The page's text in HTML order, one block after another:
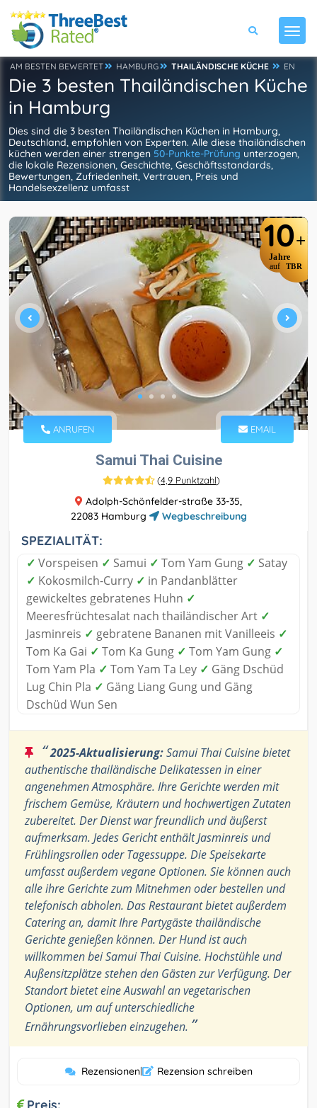
AM BESTEN BEWERTET HAMBURG THAILÄNDISCHE KÜCHE EN
Die 3 besten Thailändischen Küche
in Hamburg
Dies sind die 3 besten Thailändischen Küchen in Hamburg,
Deutschland, empfohlen von Experten. Alle diese thailändischen
küchen werden einer strengen 50-Punkte-Prüfung unterzogen,
die lokale Rezensionen, Geschichte, Geschäftsstandards,
Bewertungen, Zufriedenheit, Vertrauen, Preis und
Handelsexzellenz umfasst
10+
Jahre
auf TBR
ANRUFEN EMAIL
Samui Thai Cuisine
(4,9 Punktzahl)
Adolph-Schönfelder-straße 33-35,
22083 Hamburg
Wegbeschreibung
SPEZIALITÄT:
✓ Vorspeisen ✓ Samui ✓ Tom Yam Gung ✓ Satay
✓ Kokosmilch-Curry ✓ in Pandanblätter
gewickeltes gebratenes Huhn ✓
Meeresfrüchtesalat nach thailändischer Art ✓
Jasminreis ✓ gebratene Bananen mit Vanilleeis ✓
Tom Ka Gai ✓ Tom Ka Gung ✓ Tom Yam Gung ✓
Tom Yam Pla ✓ Tom Yam Ta Ley ✓ Gäng Dschüd
Lug Chin Pla ✓ Gäng Liang Gung und Gäng
Dschüd Wun Sen
“2025-Aktualisierung:Samui Thai Cuisine bietet
authentische thailändische Delikatessen in einer
angenehmen Atmosphäre. Ihre Gerichte werden mit
frischem Gemüse, Kräutern und hochwertigen Zutaten
zubereitet. Der Dienst war freundlich und äußerst
aufmerksam. Jedes Gericht enthält Jasminreis und
Frühlingsrollen oder Tagessuppe. Die Speisekarte
umfasst außerdem vegane Optionen. Sie können auch
alle ihre Gerichte zum Mitnehmen oder bestellen und
telefonisch abholen. Das Restaurant bietet außerdem
Catering an, damit Ihre Partygäste thailändische
Gerichte genießen können. Der Hund ist auch
willkommen bei Samui Thai Cuisine. Hochstühle und
Außensitzplätze stehen den Gästen zur Verfügung. Der
Standort bietet eine Auswahl an vegetarischen
Optionen, um auf unterschiedliche
Ernährungsvorlieben einzugehen. ”
Rezensionen| Rezension schreiben